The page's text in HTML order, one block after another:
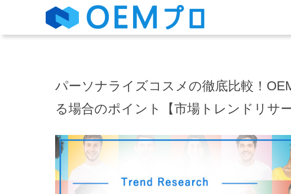
パーソナライズコスメの徹底比較！
る場合のポイント【市場トレンドリサー